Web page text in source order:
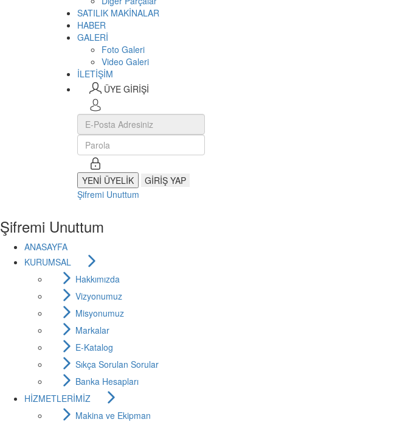
SATILIK MAKİNALAR
HABER
GALERİ
Foto Galeri
Video Galeri
İLETİŞİM
ÜYE GİRİŞİ
Şifremi Unuttum
Şifremi Unuttum
ANASAYFA
KURUMSAL
Hakkımızda
Vizyonumuz
Misyonumuz
Markalar
E-Katalog
Sıkça Sorulan Sorular
Banka Hesapları
HİZMETLERİMİZ
Makina ve Ekipman